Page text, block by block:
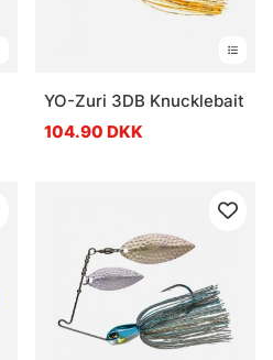
YO-Zuri 3DB Knucklebait
104.90 DKK